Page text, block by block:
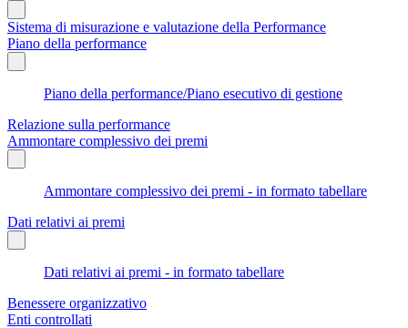
Sistema di misurazione e valutazione della Performance
Piano della performance
Piano della performance/Piano esecutivo di gestione
Relazione sulla performance
Ammontare complessivo dei premi
Ammontare complessivo dei premi - in formato tabellare
Dati relativi ai premi
Dati relativi ai premi - in formato tabellare
Benessere organizzativo
Enti controllati